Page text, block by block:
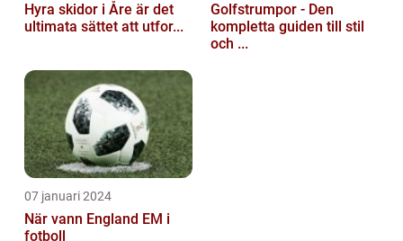
Hyra skidor i Åre är det
ultimata sättet att utfor...
Golfstrumpor - Den
kompletta guiden till stil
och ...
07 januari 2024
När vann England EM i
fotboll